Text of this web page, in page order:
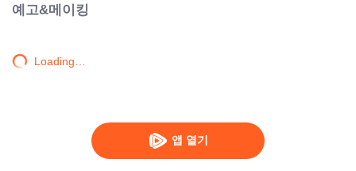
앱 열기
예고&메이킹
Loading…